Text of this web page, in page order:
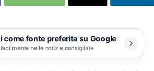
come fonte preferita su Google
nelle notizie consigliate